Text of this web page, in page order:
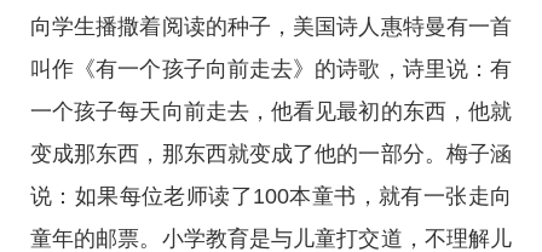
向学生播撒着阅读的种子，美国诗人惠特曼有一首
叫作《有一个孩子向前走去》的诗歌，诗里说：有
一个孩子每天向前走去，他看见最初的东西，他就
变成那东西，那东西就变成了他的一部分。梅子涵
说：如果每位老师读了100本童书，就有一张走向
童年的邮票。小学教育是与儿童打交道，不理解儿